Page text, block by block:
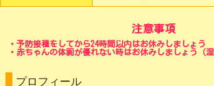
注意事項
・予防接種をしてから24時間以内はお休みしましょう
・赤ちゃんの体調が優れない時はお休みしましょう（
プロフィール